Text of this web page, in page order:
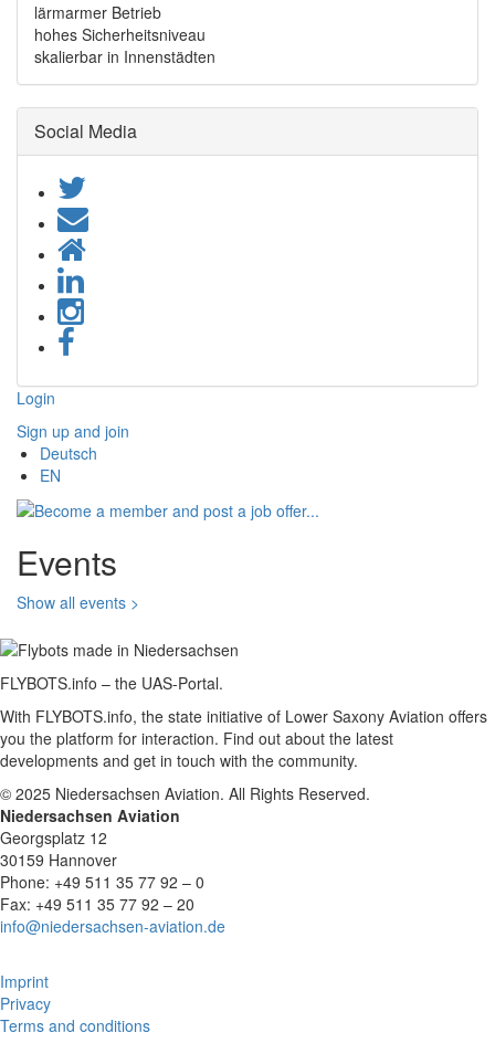
lärmarmer Betrieb
hohes Sicherheitsniveau
skalierbar in Innenstädten
Social Media
Login
Sign up and join
Deutsch
EN
Events
Show all events >
FLYBOTS.info – the UAS-Portal.
With FLYBOTS.info, the state initiative of Lower Saxony Aviation offers
you the platform for interaction. Find out about the latest
developments and get in touch with the community.
© 2025 Niedersachsen Aviation. All Rights Reserved.
Niedersachsen Aviation
Georgsplatz 12
30159 Hannover
Phone: +49 511 35 77 92 – 0
Fax: +49 511 35 77 92 – 20
info@niedersachsen-aviation.de
Imprint
Privacy
Terms and conditions